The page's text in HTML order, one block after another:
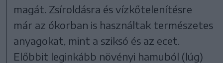
magát. Zsíroldásra és vízkőtelenítésre
már az ókorban is használtak természetes
anyagokat, mint a sziksó és az ecet.
Előbbit leginkább növényi hamuból (lúg)